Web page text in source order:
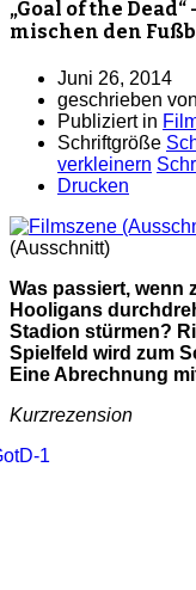
„Goal of the Dead“
mischen den
Juni 26, 2014
geschrieben von
Publiziert in
Schriftgröße
verkleinern
Drucken
(Ausschnitt)
Was passiert, wenn
Hooligans
Stadion stürmen?
Spielfeld wird zum
Eine Abrechnung
Kurzrezension